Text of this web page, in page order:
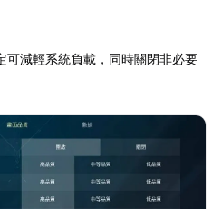
可減輕系統負載，同時關閉非必要